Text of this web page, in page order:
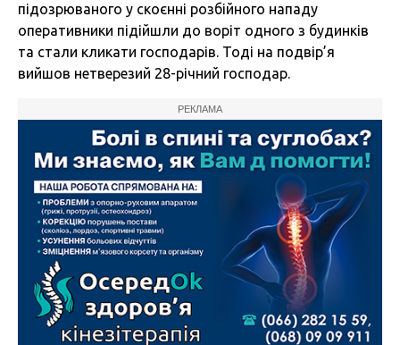
підозрюваного у скоєнні розбійного нападу
оперативники підійшли до воріт одного з будинків
та стали кликати господарів. Тоді на подвір’я
вийшов нетверезий 28-річний господар.
РЕКЛАМА